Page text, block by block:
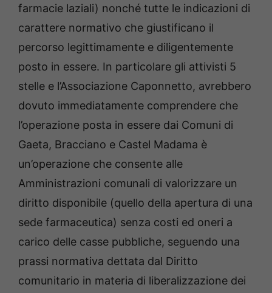
farmacie laziali) nonché tutte le indicazioni di
carattere normativo che giustificano il
percorso legittimamente e diligentemente
posto in essere. In particolare gli attivisti 5
stelle e l’Associazione Caponnetto, avrebbero
dovuto immediatamente comprendere che
l’operazione posta in essere dai Comuni di
Gaeta, Bracciano e Castel Madama è
un’operazione che consente alle
Amministrazioni comunali di valorizzare un
diritto disponibile (quello della apertura di una
sede farmaceutica) senza costi ed oneri a
carico delle casse pubbliche, seguendo una
prassi normativa dettata dal Diritto
comunitario in materia di liberalizzazione dei